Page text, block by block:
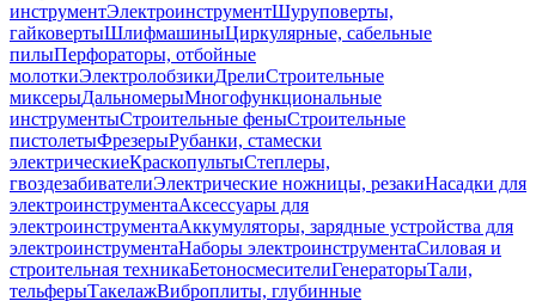
инструментЭлектроинструментШуруповерты,
гайковертыШлифмашиныЦиркулярные, сабельные
пилыПерфораторы, отбойные
молоткиЭлектролобзикиДрелиСтроительные
миксерыДальномерыМногофункциональные
инструментыСтроительные феныСтроительные
пистолетыФрезерыРубанки, стамески
электрическиеКраскопультыСтеплеры,
гвоздезабивателиЭлектрические ножницы, резакиНасадки для
электроинструментаАксессуары для
электроинструментаАккумуляторы, зарядные устройства для
электроинструментаНаборы электроинструментаСиловая и
строительная техникаБетоносмесителиГенераторыТали,
тельферыТакелажВиброплиты, глубинные